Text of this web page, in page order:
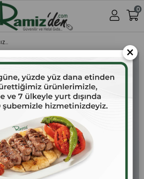
0
Doğal Katkısız Turunç Reçeli 380 gr.
×